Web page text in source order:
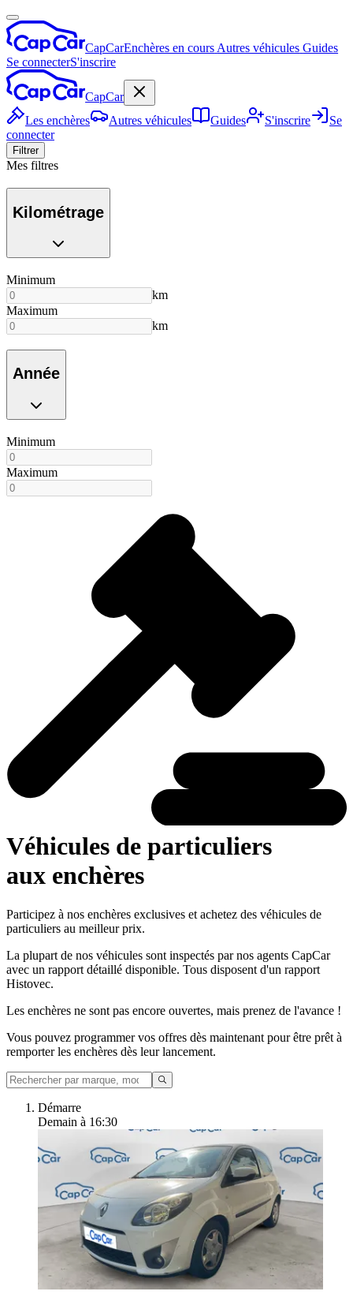
CapCarEnchères en cours Autres véhicules Guides
Se connecterS'inscrire
CapCar
Les enchères
Autres véhicules Guides S'inscrire
Se
connecter
Filtrer
Mes filtres
Kilométrage
Minimum
km
Maximum
km
Année
Minimum
Maximum
Véhicules de particuliers
aux enchères
Participez à nos enchères exclusives et achetez des véhicules de
particuliers au meilleur prix.
La plupart de nos véhicules sont inspectés par nos agents CapCar
avec un rapport détaillé disponible. Tous disposent d'un rapport
Histovec.
Les enchères ne sont pas encore ouvertes, mais prenez de l'avance !
Vous pouvez programmer vos offres dès maintenant pour être prêt à
remporter les enchères dès leur lancement.
Démarre
Demain à 16:30